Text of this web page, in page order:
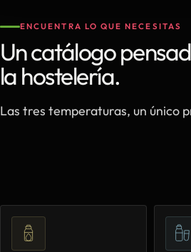
ENCUENTRA LO QUE NECESITAS
Un catálogo
la hostelería.
Las tres temperaturas, un único